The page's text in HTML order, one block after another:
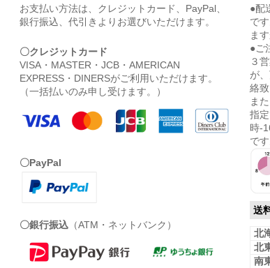
お支払い方法は、クレジットカード、PayPal、
銀行振込、代引きよりお選びいただけます。
〇クレジットカード
VISA・MASTER・JCB・AMERICAN
EXPRESS・DINERSがご利用いただけます。
（一括払いのみ申し受けます。）
〇PayPal
〇銀行振込 （ATM・ネットバンク）
●配
で
ま
●ご
３
が
絡致
ま
指
時-
です
送
北
北
南